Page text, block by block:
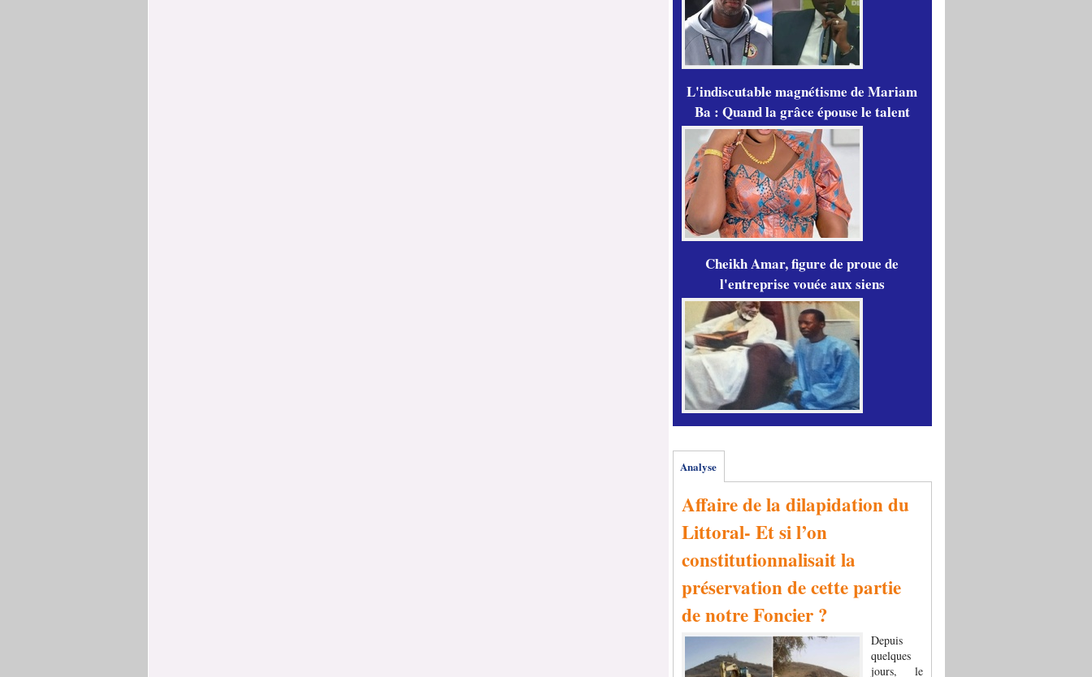
L'indiscutable magnétisme de Mariam
Ba : Quand la grâce épouse le talent
Cheikh Amar, figure de proue de
l'entreprise vouée aux siens
Analyse
Affaire de la dilapidation du
Littoral- Et si l’on
constitutionnalisait la
préservation de cette partie
de notre Foncier ?
Depuis
quelques
jours, le